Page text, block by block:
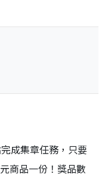
成集章任務，只要
商品一份！獎品數